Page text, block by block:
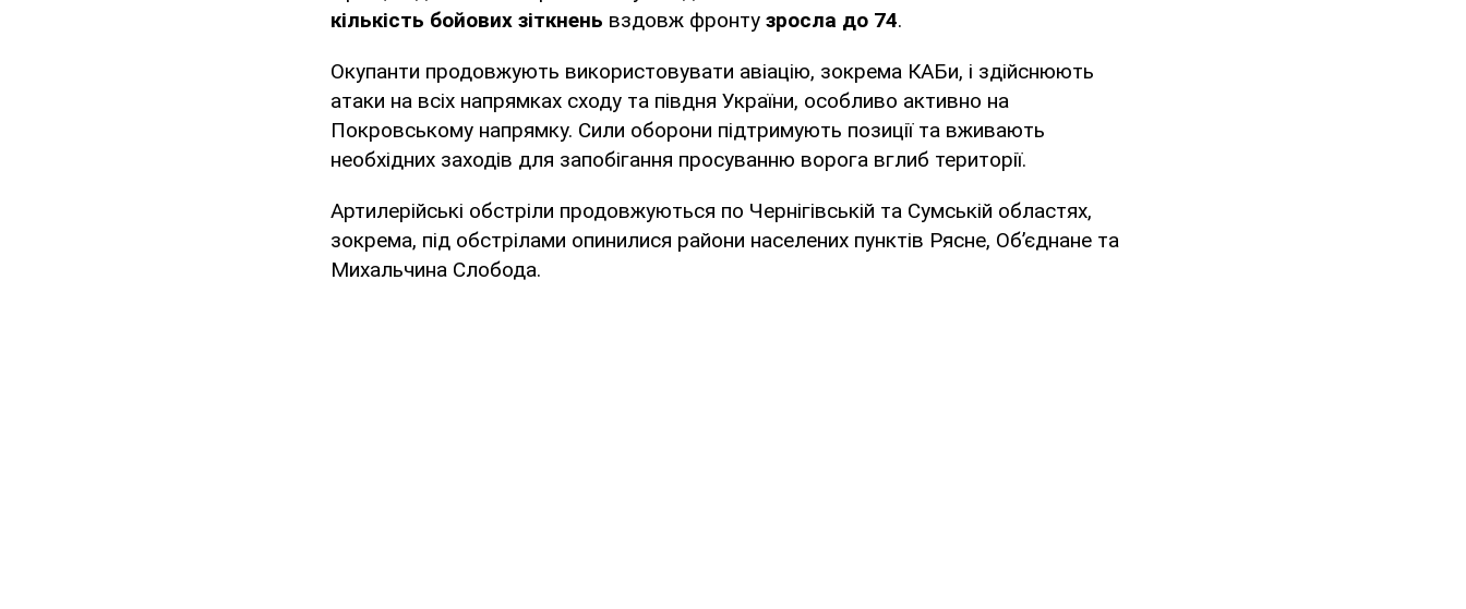
кількість бойових зіткнень вздовж фронту зросла до 74.
Окупанти продовжують використовувати авіацію, зокрема КАБи, і здійснюють
атаки на всіх напрямках сходу та півдня України, особливо активно на
Покровському напрямку. Сили оборони підтримують позиції та вживають
необхідних заходів для запобігання просуванню ворога вглиб території.
Артилерійські обстріли продовжуються по Чернігівській та Сумській областях,
зокрема, під обстрілами опинилися райони населених пунктів Рясне, Об’єднане та
Михальчина Слобода.